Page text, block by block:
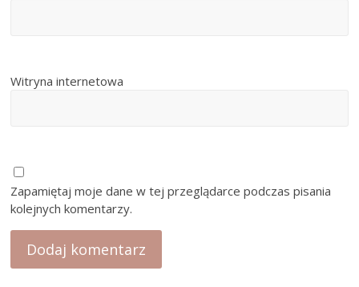
Witryna internetowa
Zapamiętaj moje dane w tej przeglądarce podczas pisania
kolejnych komentarzy.